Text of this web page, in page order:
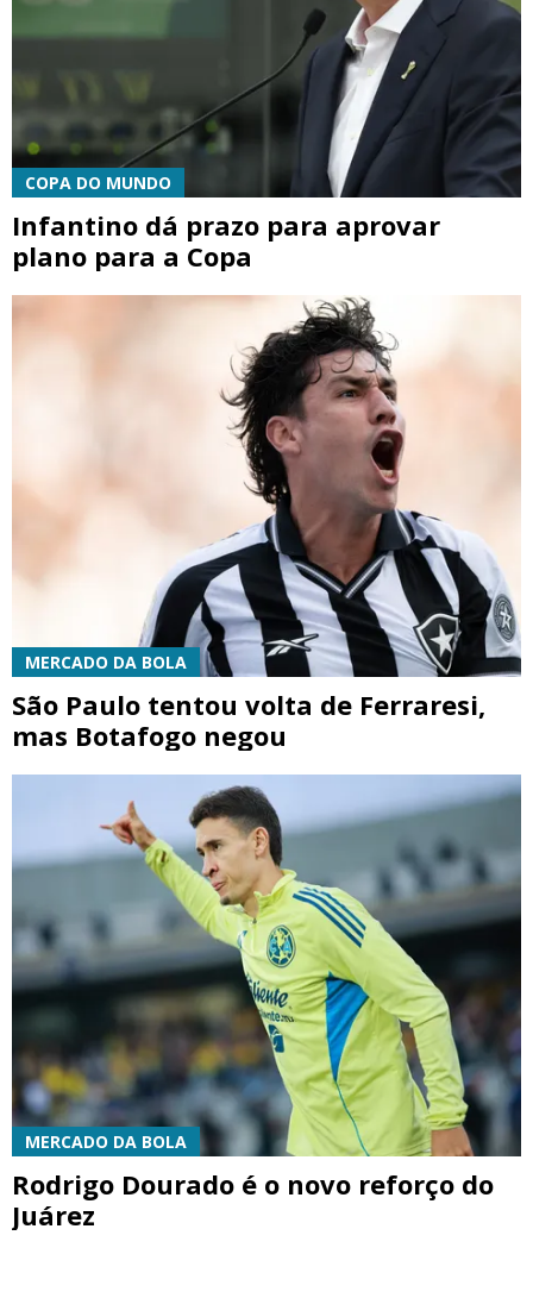
COPA DO MUNDO
Infantino dá prazo para aprovar
plano para a Copa
MERCADO DA BOLA
São Paulo tentou volta de Ferraresi,
mas Botafogo negou
MERCADO DA BOLA
Rodrigo Dourado é o novo reforço do
Juárez